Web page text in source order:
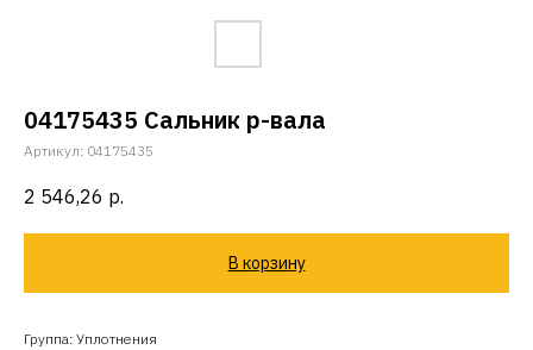
04175435 Сальник р-вала
Артикул: 04175435
2 546,26 р.
В корзину
Группа: Уплотнения